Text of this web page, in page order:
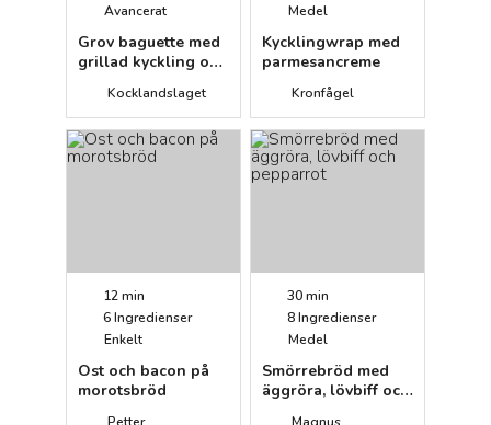
Avancerat
Grov baguette med
grillad kyckling och
Kocklandslaget
Medel
Kycklingwrap med
parmesancreme
Kronfågel
12 min
6Ingredienser
Enkelt
Ost och bacon på
morotsbröd
30 min
8Ingredienser
Medel
Smörrebröd med
äggröra, lövbiff och